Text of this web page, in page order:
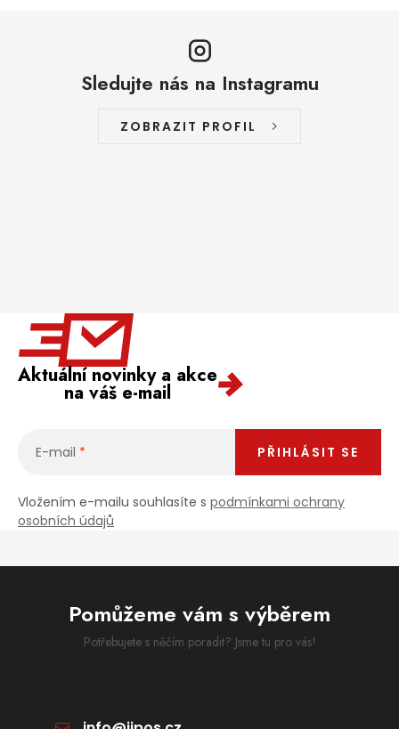
Sledujte nás na Instagramu
ZOBRAZIT PROFIL
Aktuální novinky a akce
na váš e-mail
E-mail
Vložením e-mailu souhlasíte s podmínkami ochrany
osobních údajů
PŘIHLÁSIT SE
Pomůžeme vám s výběrem
Potřebujete s něčím poradit? Jsme tu pro vás!